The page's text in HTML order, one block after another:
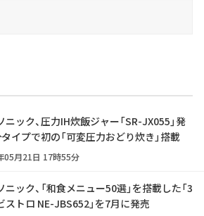
ニック、圧力IH炊飯ジャー「SR-JX055」発
タイプで初の「可変圧力おどり炊き」搭載
05月21日 17時55分
ニック、「和食メニュー50選」を搭載した「3
ストロ NE-JBS652」を7月に発売